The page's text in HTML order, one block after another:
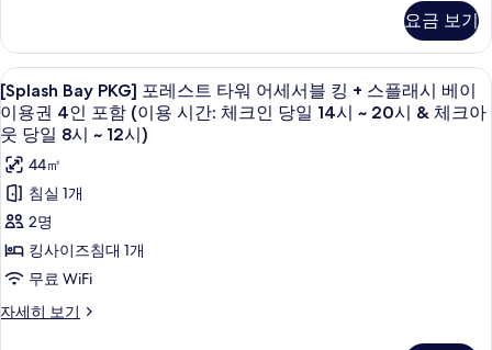
인
포
함
(이
용
시
간:
체
크
인
함
(이
용
시
간:
체
크
인
당
일)
세
히
기
타
워
어
세
서
블
킹
+
쉐
프
스
조
식
PKG]
포
레
스
트
타
워
어
세
블
킹
+
요금 보기
[Splash
Bay
PKG]
포
레
스
트
타
어
오리/거위털 이불, 미니바, 객실 내 금
5
[Splash Bay PKG] 포레스트 타워 어세서블 킹 + 스플래시 베이
이용권 4인 포함 (이용 시간: 체크인 당일 14시 ~ 20시 & 체크아
웃 당일 8시 ~ 12시)
44㎡
침실 1개
2명
킹사이즈침대 1개
무료 WiFi
자세히 보기
[Splash